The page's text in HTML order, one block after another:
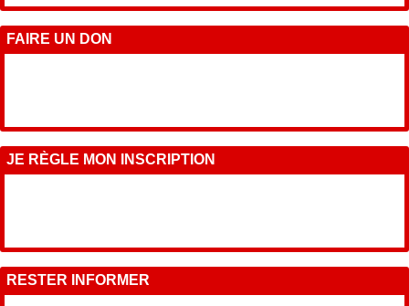
FAIRE UN DON
JE RÈGLE MON INSCRIPTION
RESTER INFORMER